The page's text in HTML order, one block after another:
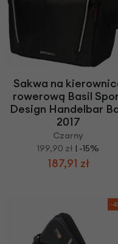
Sakwa na
rowerową Basil
Design Handelbar
2017
Czarny
199,90 zł | -15%
187,91 zł
-